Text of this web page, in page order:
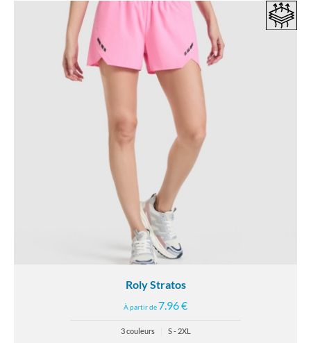
Roly Stratos
À partir de7.96 €
3 couleurs S - 2XL